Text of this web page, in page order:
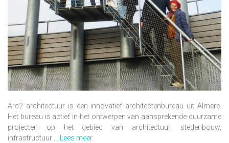
Arc2 architectuur is een innovatief architectenbureau uit Almere.
Het bureau is actief in het ontwerpen van aansprekende duurzame
projecten op het gebied van architectuur, stedenbouw,
infrastructuur ... Lees meer